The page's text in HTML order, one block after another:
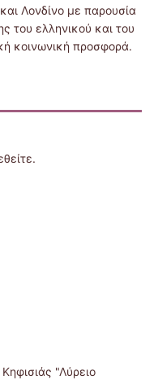
Λονδίνο με παρουσία
του ελληνικού και του
κοινωνική προσφορά.
.
"Λύρειο